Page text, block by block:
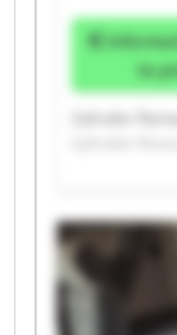
Information sur
le
Syltrailer
Syltrailer
Syltrailer
Syltrailer
Syltrailer
Syltrailer